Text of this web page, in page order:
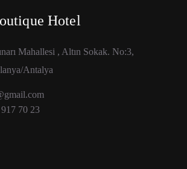
Hotel
Mahallesi , Altın Sokak. No:3,
Antalya
70 23